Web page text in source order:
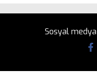
Sosyal medya